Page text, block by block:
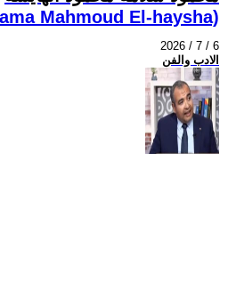
Mahmoud El-haysha)
2026 / 7 / 6
الادب والفن